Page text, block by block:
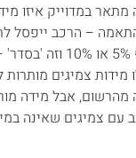
מתאר במדוייק איזו
– הרכב ייפסל
הסיפורים שמותר
מידות צמיגים
אבל מידה
עם צמיגים שאינה